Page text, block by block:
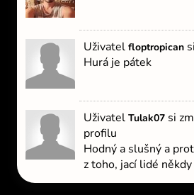
Uživatel floptropican
Hurá je pátek
Uživatel Tulak07 si
profilu
Hodný a slušný a
z toho, jací lidé